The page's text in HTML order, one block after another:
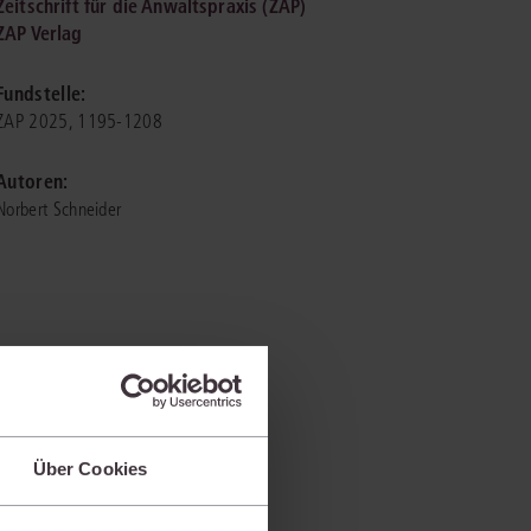
Über Cookies
für Fachanwälte
Online-Produktberater starten
Alle Kontaktmöglichkeiten
für die Anwaltspraxis (ZAP)
Verlag
2025, 1195-1208
Schneider